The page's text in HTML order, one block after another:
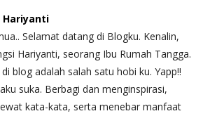
Hariyanti
Selamat datang di Blogku. Kenalin,
Hariyanti, seorang Ibu Rumah Tangga.
blog adalah salah satu hobi ku. Yapp!!
suka. Berbagi dan menginspirasi,
kata-kata, serta menebar manfaat